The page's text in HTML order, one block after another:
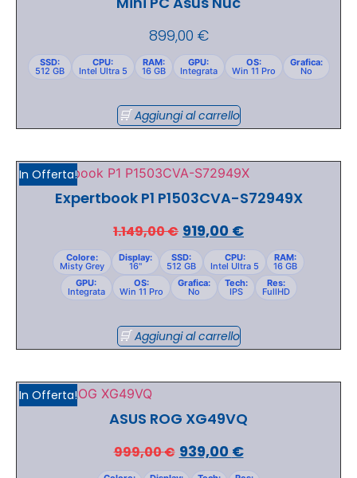
899,00 €
SSD:
512 GB
CPU:
Intel Ultra 5
RAM:
16 GB
GPU:
Integrata
OS:
Win 11 Pro
Grafica:
No
Aggiungi al carrello
In Offerta!
Expertbook P1 P1503CVA-S72949X
1.149,00€ 919,00 €
Colore:
Misty Grey
Display:
16"
SSD:
512 GB
CPU:
Intel Ultra 5
RAM:
16 GB
GPU:
Integrata
OS:
Win 11 Pro
Grafica:
No
Tech:
IPS
Res:
FullHD
Aggiungi al carrello
In Offerta!
ASUS ROG XG49VQ
999,00€ 939,00 €